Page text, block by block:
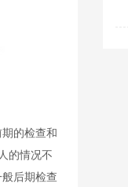
的检查和
的情况不
后期检查